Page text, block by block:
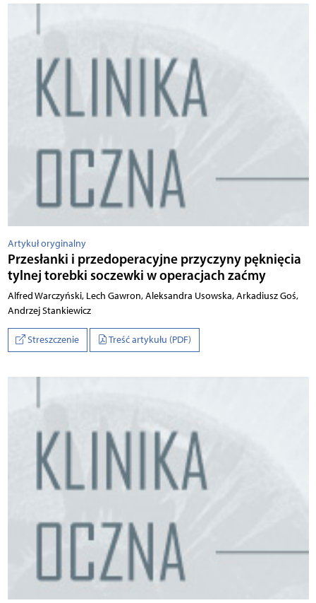
Artykuł oryginalny
Przesłanki i przedoperacyjne przyczyny pęknięcia
tylnej torebki soczewki w operacjach zaćmy
Alfred Warczyński, Lech Gawron, Aleksandra Usowska, Arkadiusz Goś,
Andrzej Stankiewicz
Streszczenie Treść artykułu (PDF)